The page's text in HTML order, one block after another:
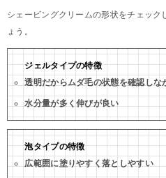
シェービングクリームの形状をチェック
ょう。
ジェルタイプの特徴
透明だからムダ毛の状態を確認しな
水分量が多く伸びが良い
泡タイプの特徴
広範囲に塗りやすく落としやすい